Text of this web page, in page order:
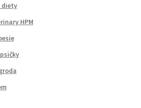
diety
HPM